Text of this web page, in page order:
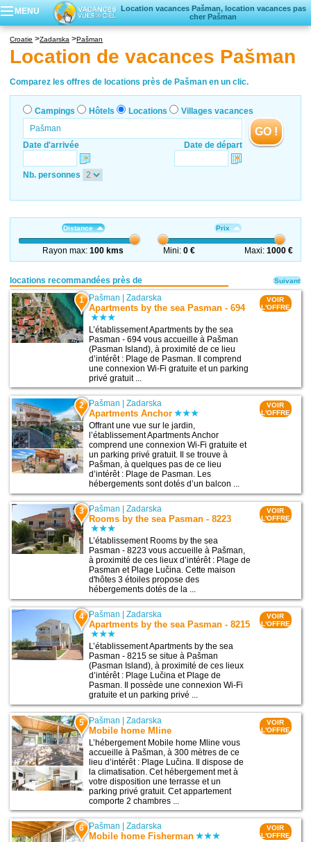
MENU
Location vacances Pašman, location vacances pas
cher Pašman
Locations vacances
Villages vacances
Croatie Zadarska Pašman
Location de vacances Pašman
Comparez les offres de locations près de Pašman en un clic.
Campings Hôtels Locations Villages vacances
Date d'arrivée Date de départ
GO !
Nb. personnes
Distance
Rayon max:100 kms
Prix
Mini:0 € Maxi: 1000 €
locations recommandées près de
1 Pašman |Zadarska
Apartments by the sea Pasman - 694
L’établissement Apartments by the sea
Pasman - 694 vous accueille à Pašman
(Pasman Island), à proximité de ce lieu
d’intérêt : Plage de Pasman. Il comprend
une connexion Wi-Fi gratuite et un parking
privé gratuit ...
VOIR
L'OFFRE
2 Pašman |Zadarska
Apartments Anchor
Offrant une vue sur le jardin,
l’établissement Apartments Anchor
comprend une connexion Wi-Fi gratuite et
un parking privé gratuit. Il se trouve à
Pašman, à quelques pas de ce lieu
d’intérêt : Plage de Pasman. Les
hébergements sont dotés d’un balcon ...
VOIR
L'OFFRE
3 Pašman |Zadarska
Rooms by the sea Pasman - 8223
L’établissement Rooms by the sea
Pasman - 8223 vous accueille à Pašman,
à proximité de ces lieux d’intérêt : Plage de
Pasman et Plage Lučina. Cette maison
d'hôtes 3 étoiles propose des
hébergements dotés de la ...
VOIR
L'OFFRE
4 Pašman |Zadarska
Apartments by the sea Pasman - 8215
L’établissement Apartments by the sea
Pasman - 8215 se situe à Pašman
(Pasman Island), à proximité de ces lieux
d’intérêt : Plage Lučina et Plage de
Pasman. Il possède une connexion Wi-Fi
gratuite et un parking privé ...
VOIR
L'OFFRE
5 Pašman |Zadarska
Mobile home Mline
L’hébergement Mobile home Mline vous
accueille à Pašman, à 300 mètres de ce
lieu d’intérêt : Plage Lučina. Il dispose de
la climatisation. Cet hébergement met à
votre disposition une terrasse et un
parking privé gratuit. Cet appartement
comporte 2 chambres ...
VOIR
L'OFFRE
6 Pašman |Zadarska
Mobile home Fisherman
VOIR
L'OFFRE
Suivant